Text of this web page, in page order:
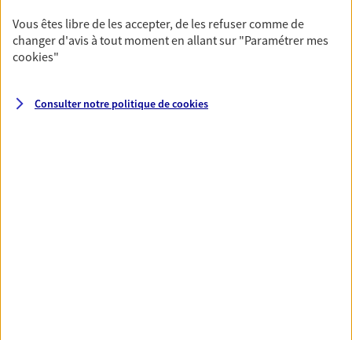
Découvrir l'offre Multirisque Entreprise
DEMANDER UN DEVIS
Vous êtes libre de les accepter, de les refuser comme de
changer d'avis à tout moment en allant sur "Paramétrer mes
cookies"
Consulter notre politique decookies